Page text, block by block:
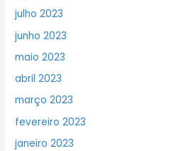
julho 2023
junho 2023
maio 2023
abril 2023
março 2023
fevereiro 2023
janeiro 2023